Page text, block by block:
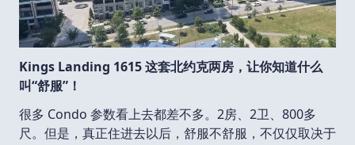
Kings Landing 1615 这套北约克两房，让你知道什么
叫“舒服”！
很多 Condo 参数看上去都差不多。2房、2卫、800多
尺。但是，真正住进去以后，舒服不舒服，不仅仅取决于